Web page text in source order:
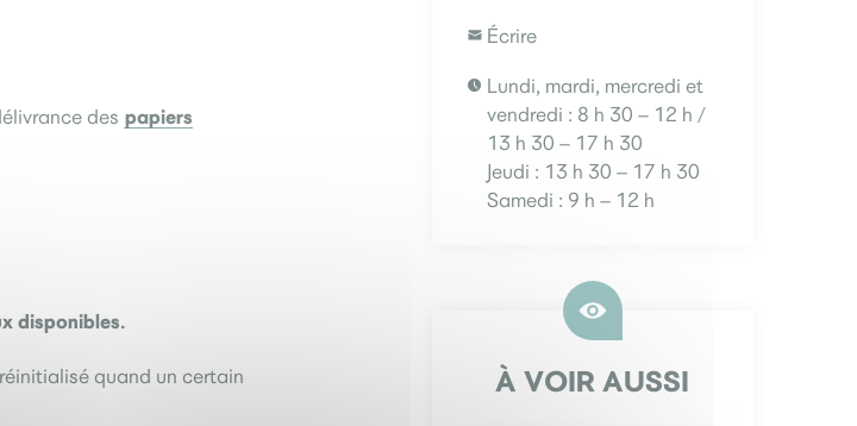
des papiers
disponibles.
quand un certain
Écrire
Lundi, mardi, mercredi et
vendredi : 8 h 30 – 12 h /
13 h 30 – 17 h 30
Jeudi : 13 h 30 – 17 h 30
Samedi : 9 h – 12 h
À VOIR AUSSI